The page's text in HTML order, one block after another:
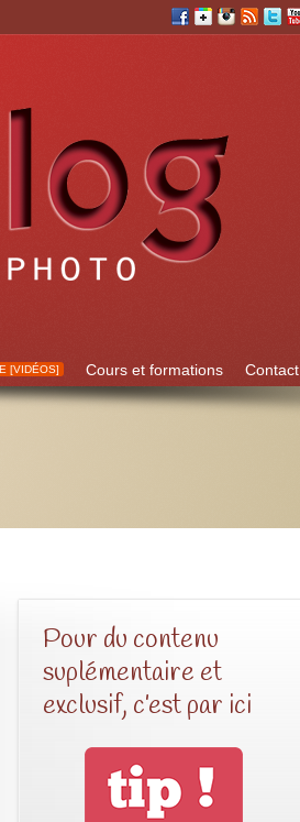
[VIDÉOS] Cours et formations Contact
Pour du contenu
suplémentaire et
exclusif, c’est par ici